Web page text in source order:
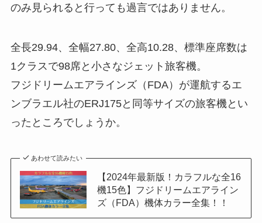
のみ見られると行っても過言ではありません。
全長29.94、全幅27.80、全高10.28、標準座席数は
1クラスで98席と小さなジェット旅客機。
フジドリームエアラインズ（FDA）が運航するエ
ンブラエル社のERJ175と同等サイズの旅客機とい
ったところでしょうか。
あわせて読みたい
【2024年最新版！カラフルな全16
機15色】フジドリームエアライン
ズ（FDA）機体カラー全集！！